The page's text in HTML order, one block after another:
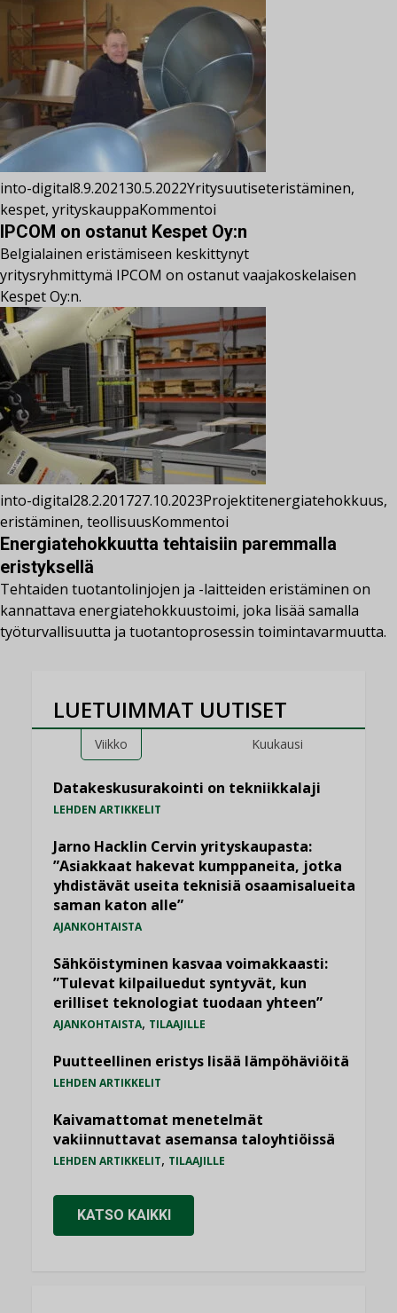
into-digital8.9.202130.5.2022Yritysuutiseteristäminen,
kespet, yrityskauppaKommentoi
IPCOM on ostanut Kespet Oy:n
Belgialainen eristämiseen keskittynyt
yritysryhmittymä IPCOM on ostanut vaajakoskelaisen
Kespet Oy:n.
into-digital28.2.201727.10.2023Projektitenergiatehokkuus,
eristäminen, teollisuusKommentoi
Energiatehokkuutta tehtaisiin paremmalla
eristyksellä
Tehtaiden tuotantolinjojen ja -laitteiden eristäminen on
kannattava energiatehokkuustoimi, joka lisää samalla
työturvallisuutta ja tuotantoprosessin toimintavarmuutta.
LUETUIMMAT UUTISET
Viikko Kuukausi
Datakeskusurakointi on tekniikkalaji
LEHDEN ARTIKKELIT
Jarno Hacklin Cervin yrityskaupasta:
”Asiakkaat hakevat kumppaneita, jotka
yhdistävät useita teknisiä osaamisalueita
saman katon alle”
AJANKOHTAISTA
Sähköistyminen kasvaa voimakkaasti:
”Tulevat kilpailuedut syntyvät, kun
erilliset teknologiat tuodaan yhteen”
AJANKOHTAISTA, TILAAJILLE
Puutteellinen eristys lisää lämpöhäviöitä
LEHDEN ARTIKKELIT
Kaivamattomat menetelmät
vakiinnuttavat asemansa taloyhtiöissä
LEHDEN ARTIKKELIT, TILAAJILLE
KATSO KAIKKI